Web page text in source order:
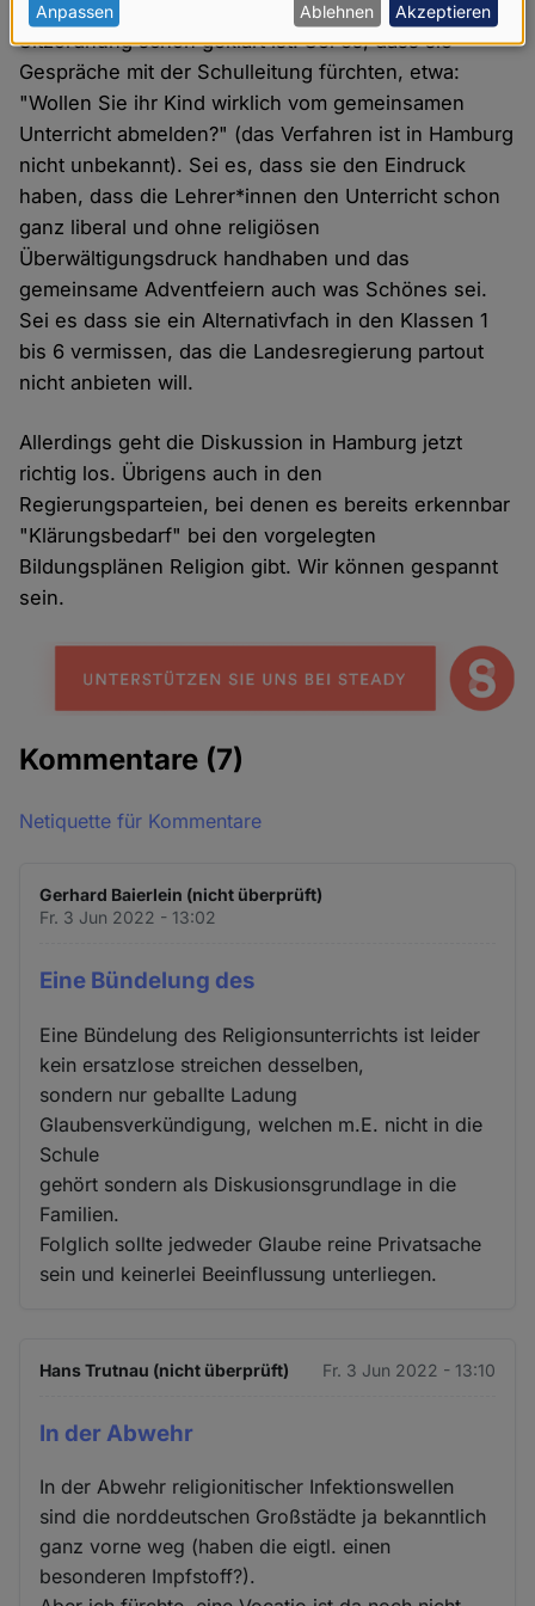
womöglich erst nach Schuljahresbeginn, wenn die
Sitzordnung schon geklärt ist. Sei es, dass sie
Gespräche mit der Schulleitung fürchten, etwa:
"Wollen Sie ihr Kind wirklich vom gemeinsamen
Unterricht abmelden?" (das Verfahren ist in Hamburg
nicht unbekannt). Sei es, dass sie den Eindruck
haben, dass die Lehrer*innen den Unterricht schon
ganz liberal und ohne religiösen
Überwältigungsdruck handhaben und das
gemeinsame Adventfeiern auch was Schönes sei.
Sei es dass sie ein Alternativfach in den Klassen 1
bis 6 vermissen, das die Landesregierung partout
nicht anbieten will.
Allerdings geht die Diskussion in Hamburg jetzt
richtig los. Übrigens auch in den
Regierungsparteien, bei denen es bereits erkennbar
"Klärungsbedarf" bei den vorgelegten
Bildungsplänen Religion gibt. Wir können gespannt
sein.
Kommentare (7)
Netiquette für Kommentare
Gerhard Baierlein (nicht überprüft)
Fr. 3 Jun 2022 - 13:02
Eine Bündelung des
Eine Bündelung des Religionsunterrichts ist leider
kein ersatzlose streichen desselben,
sondern nur geballte Ladung
Glaubensverkündigung, welchen m.E. nicht in die
Schule
gehört sondern als Diskusionsgrundlage in die
Familien.
Folglich sollte jedweder Glaube reine Privatsache
sein und keinerlei Beeinflussung unterliegen.
Hans Trutnau (nicht überprüft) Fr. 3 Jun 2022 - 13:10
In der Abwehr
In der Abwehr religionitischer Infektionswellen
sind die norddeutschen Großstädte ja bekanntlich
ganz vorne weg (haben die eigtl. einen
besonderen Impfstoff?).
personenbezogenen
Daten
und
Cookies
Anpassen Ablehnen Akzeptieren